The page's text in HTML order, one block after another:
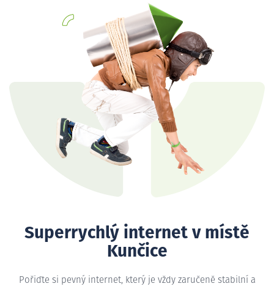
Superrychlý internet v místě
Kunčice
Pořiďte si pevný internet, který je vždy zaručeně stabilní a